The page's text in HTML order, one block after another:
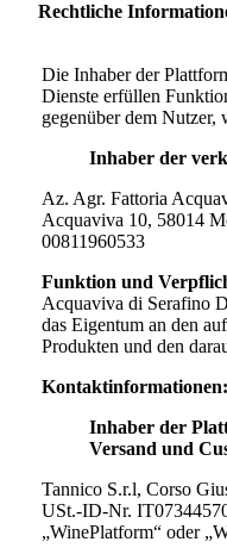
Rechtliche
Die Inhaber der
Dienste erfüllen
gegenüber dem Nutzer,
Inhaber der
Az. Agr. Fattoria
Acquaviva 10, 58014
00811960533
Funktion und
Acquaviva di Serafino
das Eigentum an den
Produkten und den
Kontaktinformationen:
Inhaber der
Versand und
Tannico S.r.l, Corso
USt.-ID-Nr.
„WinePlatform“ oder